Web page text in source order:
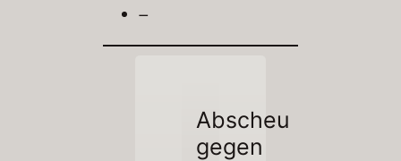
–
Abscheu
gegen